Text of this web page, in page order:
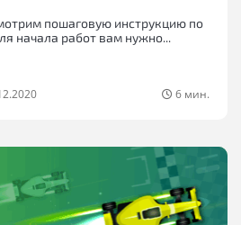
пошаговую инструкцию по
начала работ вам нужно...
6 мин.